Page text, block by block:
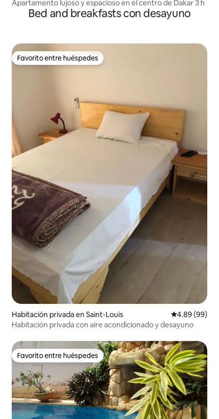
Apartamento lujoso y espacioso en el centro de Dakar 3 h
Bed and breakfasts con desayuno
Favorito entre huéspedes
Favorito entre huéspedes
Habitación privada en Saint-Louis Calificación
4.89 (99)
Habitación privada con aire acondicionado y desayuno
Favorito entre huéspedes
Favorito entre huéspedes